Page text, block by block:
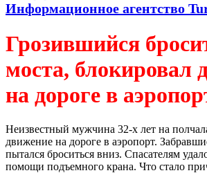
Информационное агентство
Грозившийся
моста, блокировал
на дороге в
Неизвестный мужчина 32-х лет на
движение на дороге в аэропорт.
пытался броситься вниз. Спасателям
помощи подъемного крана. Что стало